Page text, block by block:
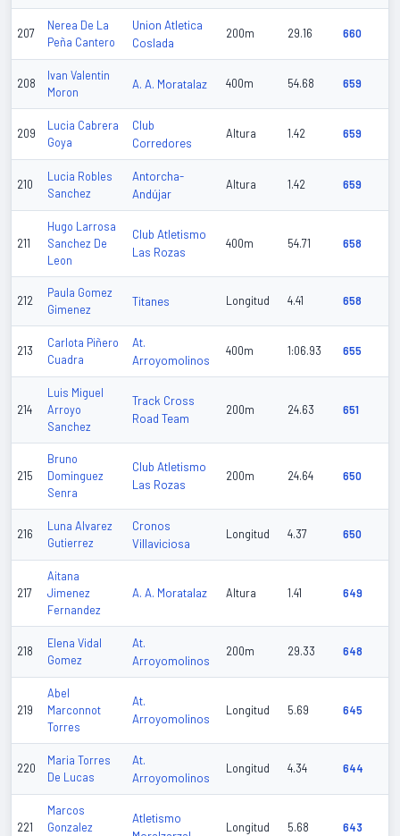
207
Nerea De La
Peña Cantero
Union Atletica
Coslada
200m 29.16 660
208
Ivan Valentin
Moron
A. A. Moratalaz 400m 54.68 659
209
Lucia Cabrera
Goya
Club
Corredores
Altura 1.42 659
210
Lucia Robles
Sanchez
Antorcha-
Andújar
Altura 1.42 659
211
Hugo Larrosa
Sanchez De
Leon
Club Atletismo
Las Rozas
400m 54.71 658
212
Paula Gomez
Gimenez
Titanes Longitud 4.41 658
213
Carlota Piñero
Cuadra
At.
Arroyomolinos
400m 1:06.93 655
214
Luis Miguel
Arroyo
Sanchez
Track Cross
Road Team
200m 24.63 651
215
Bruno
Dominguez
Senra
Club Atletismo
Las Rozas
200m 24.64 650
216
Luna Alvarez
Gutierrez
Cronos
Villaviciosa
Longitud 4.37 650
217
Aitana
Jimenez
Fernandez
A. A. Moratalaz Altura 1.41 649
218
Elena Vidal
Gomez
At.
Arroyomolinos
200m 29.33 648
219
Abel
Marconnot
Torres
At.
Arroyomolinos
Longitud 5.69 645
220
Maria Torres
De Lucas
At.
Arroyomolinos
Longitud 4.34 644
221
Marcos
Gonzalez
Atletismo
Longitud 5.68 643